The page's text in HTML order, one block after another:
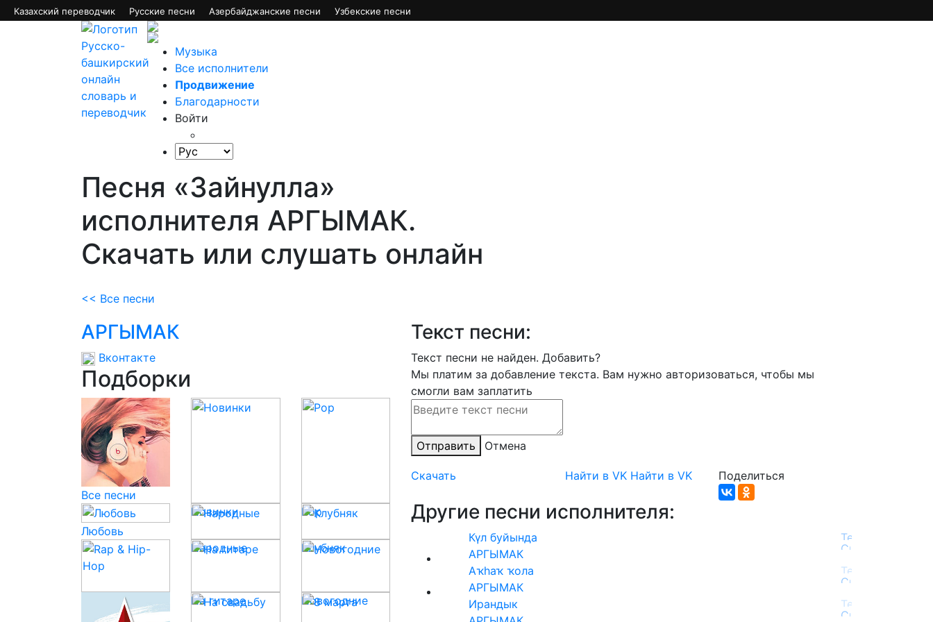
Казахский переводчик Русские песни Азербайджанские песни Узбекские песни
Музыка
Все исполнители
Продвижение
Благодарности
Войти
Песня «Зайнулла»
исполнителя АРГЫМАК.
Скачать или слушать онлайн
<< Все песни
Текст песни:
Текст песни не найден. Добавить?
Мы платим за добавление текста. Вам нужно авторизоваться, чтобы мы
смогли вам заплатить
Отправить Отмена
Скачать Найти в VK Найти в VK Поделиться
Другие песни исполнителя:
Күл буйында
АРГЫМАК
Аҡһаҡ ҡола
АРГЫМАК
Ирандык
АРГЫМАК
Вконтакте
Подборки
Все песни
Новинки
Pop
Любовь
Народные
Клубняк
Rap & Hip-Hop На гитаре Новогодние